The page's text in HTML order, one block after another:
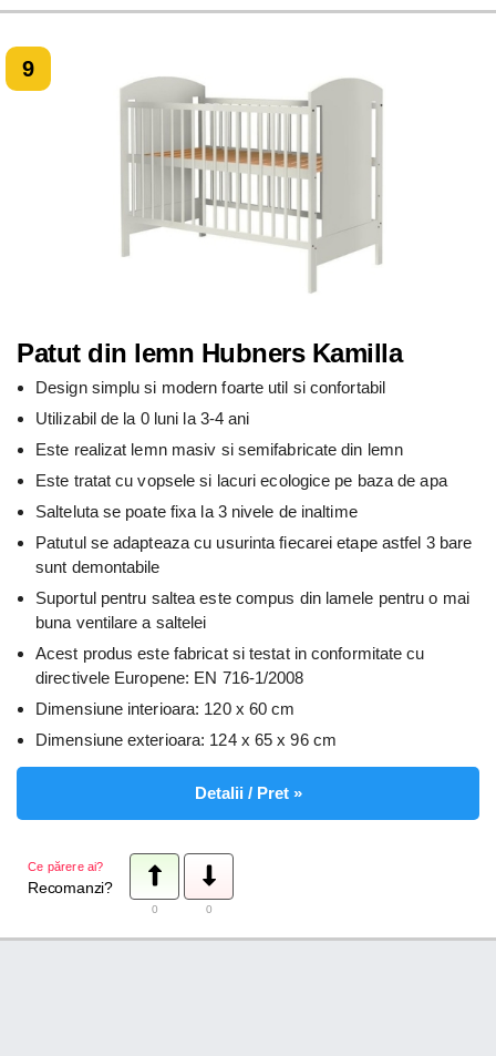
9
Patut din lemn Hubners Kamilla
Design simplu si modern foarte util si confortabil
Utilizabil de la 0 luni la 3-4 ani
Este realizat lemn masiv si semifabricate din lemn
Este tratat cu vopsele si lacuri ecologice pe baza de apa
Salteluta se poate fixa la 3 nivele de inaltime
Patutul se adapteaza cu usurinta fiecarei etape astfel 3 bare
sunt demontabile
Suportul pentru saltea este compus din lamele pentru o mai
buna ventilare a saltelei
Acest produs este fabricat si testat in conformitate cu
directivele Europene: EN 716-1/2008
Dimensiune interioara: 120 x 60 cm
Dimensiune exterioara: 124 x 65 x 96 cm
Detalii / Pret »
Ce părere ai?
Recomanzi?
0 0